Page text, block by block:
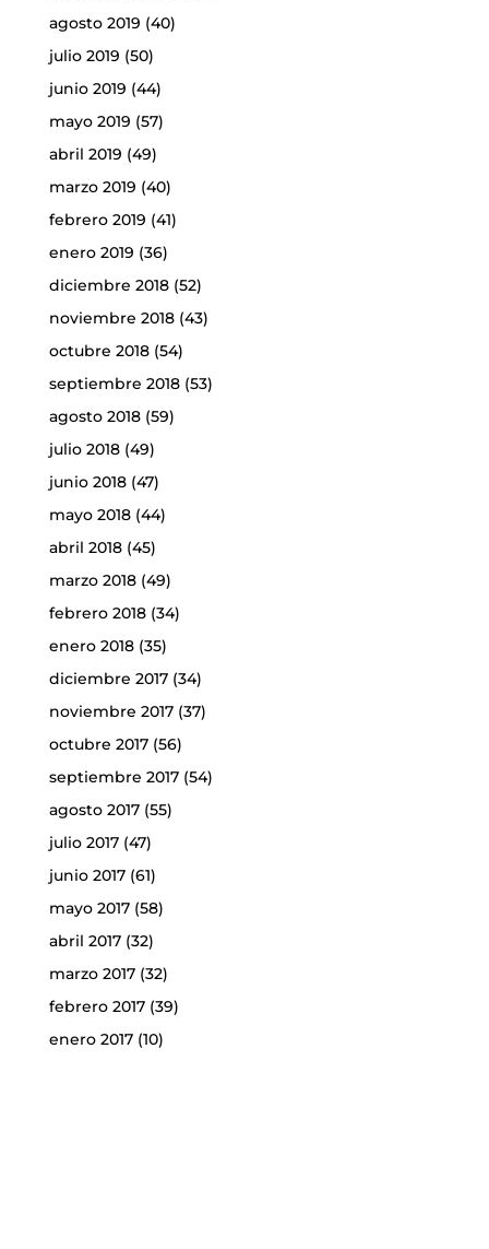
agosto 2019 (40)
julio 2019 (50)
junio 2019 (44)
mayo 2019 (57)
abril 2019 (49)
marzo 2019 (40)
febrero 2019 (41)
enero 2019 (36)
diciembre 2018(52)
noviembre 2018(43)
octubre 2018(54)
septiembre 2018(53)
agosto 2018(59)
julio 2018(49)
junio 2018(47)
mayo 2018(44)
abril 2018(45)
marzo 2018(49)
febrero 2018(34)
enero 2018(35)
diciembre 2017(34)
noviembre 2017(37)
octubre 2017(56)
septiembre 2017(54)
agosto 2017(55)
julio 2017(47)
junio 2017(61)
mayo 2017(58)
abril 2017(32)
marzo 2017(32)
febrero 2017(39)
enero 2017(10)